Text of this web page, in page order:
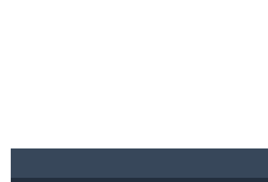
採用情報
プレスリリース
Amazonで売る
フルフィルメント by